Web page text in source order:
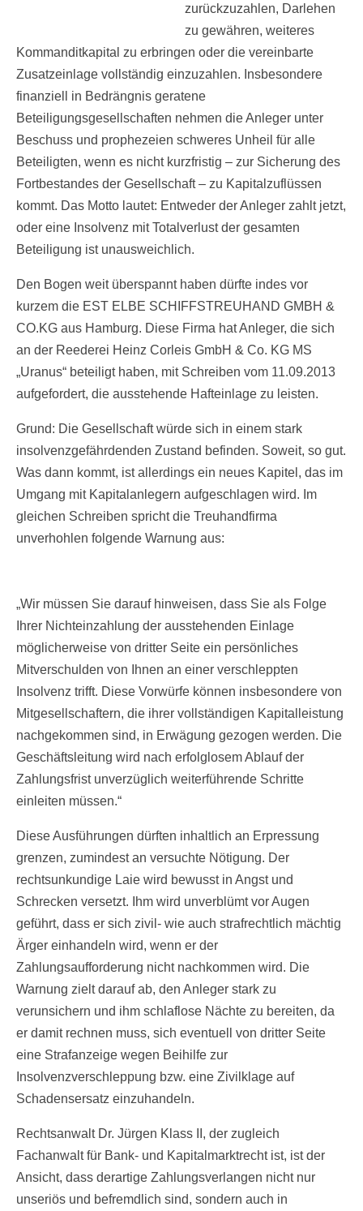
zurückzuzahlen, Darlehen
zu gewähren, weiteres
Kommanditkapital zu erbringen oder die vereinbarte
Zusatzeinlage vollständig einzuzahlen. Insbesondere
finanziell in Bedrängnis geratene
Beteiligungsgesellschaften nehmen die Anleger unter
Beschuss und prophezeien schweres Unheil für alle
Beteiligten, wenn es nicht kurzfristig – zur Sicherung des
Fortbestandes der Gesellschaft – zu Kapitalzuflüssen
kommt. Das Motto lautet: Entweder der Anleger zahlt jetzt,
oder eine Insolvenz mit Totalverlust der gesamten
Beteiligung ist unausweichlich.
Den Bogen weit überspannt haben dürfte indes vor
kurzem die EST ELBE SCHIFFSTREUHAND GMBH &
CO.KG aus Hamburg. Diese Firma hat Anleger, die sich
an der Reederei Heinz Corleis GmbH & Co. KG MS
„Uranus“ beteiligt haben, mit Schreiben vom 11.09.2013
aufgefordert, die ausstehende Hafteinlage zu leisten.
Grund: Die Gesellschaft würde sich in einem stark
insolvenzgefährdenden Zustand befinden. Soweit, so gut.
Was dann kommt, ist allerdings ein neues Kapitel, das im
Umgang mit Kapitalanlegern aufgeschlagen wird. Im
gleichen Schreiben spricht die Treuhandfirma
unverhohlen folgende Warnung aus:
„Wir müssen Sie darauf hinweisen, dass Sie als Folge
Ihrer Nichteinzahlung der ausstehenden Einlage
möglicherweise von dritter Seite ein persönliches
Mitverschulden von Ihnen an einer verschleppten
Insolvenz trifft. Diese Vorwürfe können insbesondere von
Mitgesellschaftern, die ihrer vollständigen Kapitalleistung
nachgekommen sind, in Erwägung gezogen werden. Die
Geschäftsleitung wird nach erfolglosem Ablauf der
Zahlungsfrist unverzüglich weiterführende Schritte
einleiten müssen.“
Diese Ausführungen dürften inhaltlich an Erpressung
grenzen, zumindest an versuchte Nötigung. Der
rechtsunkundige Laie wird bewusst in Angst und
Schrecken versetzt. Ihm wird unverblümt vor Augen
geführt, dass er sich zivil- wie auch strafrechtlich mächtig
Ärger einhandeln wird, wenn er der
Zahlungsaufforderung nicht nachkommen wird. Die
Warnung zielt darauf ab, den Anleger stark zu
verunsichern und ihm schlaflose Nächte zu bereiten, da
er damit rechnen muss, sich eventuell von dritter Seite
eine Strafanzeige wegen Beihilfe zur
Insolvenzverschleppung bzw. eine Zivilklage auf
Schadensersatz einzuhandeln.
Rechtsanwalt Dr. Jürgen Klass II, der zugleich
Fachanwalt für Bank- und Kapitalmarktrecht ist, ist der
Ansicht, dass derartige Zahlungsverlangen nicht nur
unseriös und befremdlich sind, sondern auch in